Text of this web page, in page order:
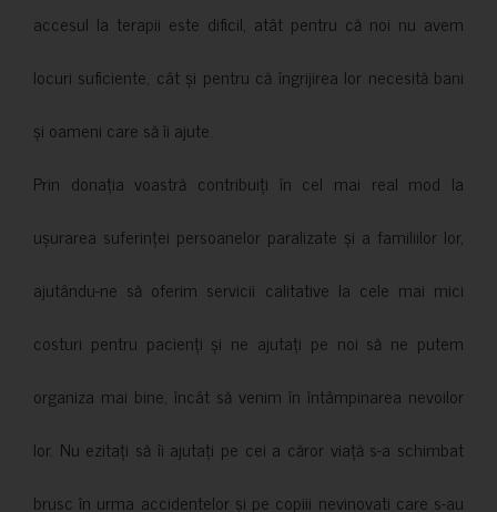
accesul la terapii este dificil, atât pentru că noi nu avem
locuri suficiente, cât și pentru că îngrijirea lor necesită bani
și oameni care să îi ajute.
Prin donația voastră contribuiți în cel mai real mod la
ușurarea suferinței persoanelor paralizate și a familiilor lor,
ajutându-ne să oferim servicii calitative la cele mai mici
costuri pentru pacienți și ne ajutați pe noi să ne putem
organiza mai bine, încât să venim în întâmpinarea nevoilor
lor. Nu ezitați să îi ajutați pe cei a căror viață s-a schimbat
brusc în urma accidentelor și pe copiii nevinovati care s-au